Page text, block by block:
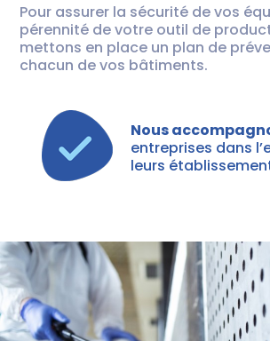
Pour assurer la sécurité de vos
pérennité de votre outil de
mettons en place un plan de
chacun de vos bâtiments.
Nous
entreprises dans
leurs